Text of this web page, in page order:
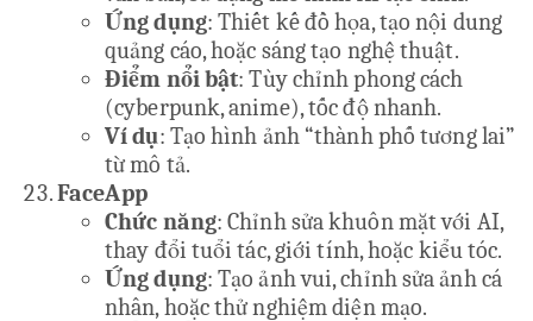
Ứng dụng: Thiết kế đồ họa, tạo nội dung
quảng cáo, hoặc sáng tạo nghệ thuật.
Điểm nổi bật: Tùy chỉnh phong cách
(cyberpunk, anime), tốc độ nhanh.
Ví dụ: Tạo hình ảnh “thành phố tương lai”
từ mô tả.
FaceApp
Chức năng: Chỉnh sửa khuôn mặt với AI,
thay đổi tuổi tác, giới tính, hoặc kiểu tóc.
Ứng dụng: Tạo ảnh vui, chỉnh sửa ảnh cá
nhân, hoặc thử nghiệm diện mạo.